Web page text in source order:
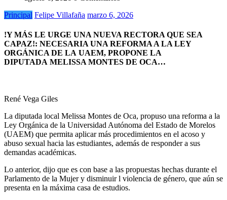
Principal Felipe Villafaña marzo 6, 2026
!Y MÁS LE URGE UNA NUEVA RECTORA QUE SEA
CAPAZ!: NECESARIA UNA REFORMA A LA LEY
ORGÁNICA DE LA UAEM, PROPONE LA
DIPUTADA MELISSA MONTES DE OCA…
René Vega Giles
La diputada local Melissa Montes de Oca, propuso una reforma a la
Ley Orgánica de la Universidad Autónoma del Estado de Morelos
(UAEM) que permita aplicar más procedimientos en el acoso y
abuso sexual hacia las estudiantes, además de responder a sus
demandas académicas.
Lo anterior, dijo que es con base a las propuestas hechas durante el
Parlamento de la Mujer y disminuir l violencia de género, que aún se
presenta en la máxima casa de estudios.